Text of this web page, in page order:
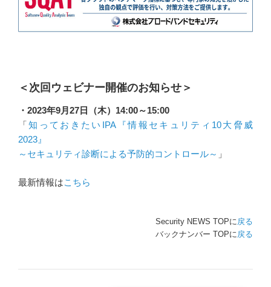
＜次回ウェビナー開催のお知らせ＞
・2023年9月27日（木）14:00～15:00
「知っておきたいIPA『情報セキュリティ10大脅威
2023』
～セキュリティ診断による予防的コントロール～ 」
最新情報はこちら
Security NEWS TOPに戻る
バックナンバー TOPに戻る